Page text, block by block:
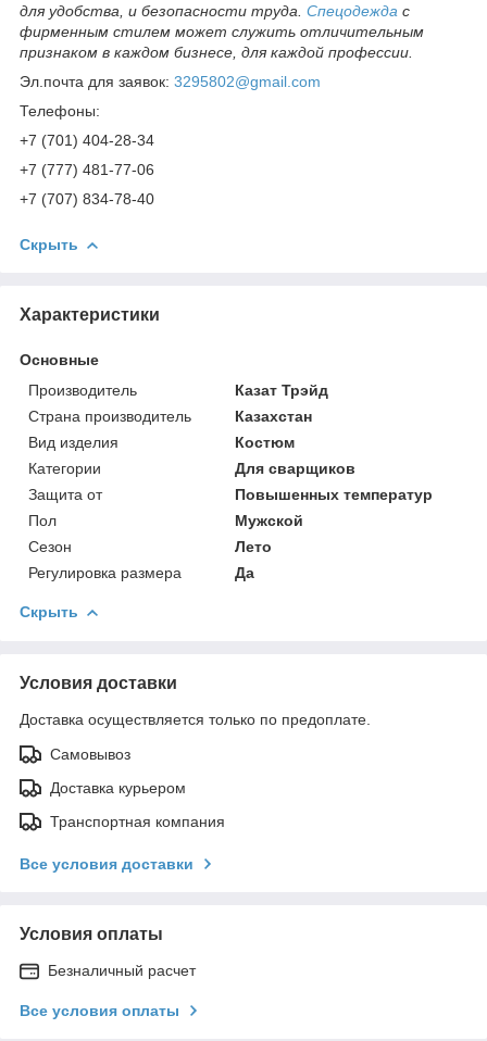
для удобства, и безопасности труда. Спецодежда с
фирменным стилем может служить отличительным
признаком в каждом бизнесе, для каждой профессии.
Эл.почта для заявок: 3295802@gmail.com
Телефоны:
+7 (701) 404-28-34
+7 (777) 481-77-06
+7 (707) 834-78-40
Скрыть
Характеристики
Основные
Производитель
Казат Трэйд
Страна производитель
Казахстан
Вид изделия
Костюм
Категории
Для сварщиков
Защита от
Повышенных температур
Пол
Мужской
Сезон
Лето
Регулировка размера
Да
Скрыть
Условия доставки
Доставка осуществляется только по предоплате.
Самовывоз
Доставка курьером
Транспортная компания
Все условия доставки
Условия оплаты
Безналичный расчет
Все условия оплаты